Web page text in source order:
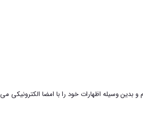
بدین وسیله اظهارات خود را با امضا الکترونیکی می